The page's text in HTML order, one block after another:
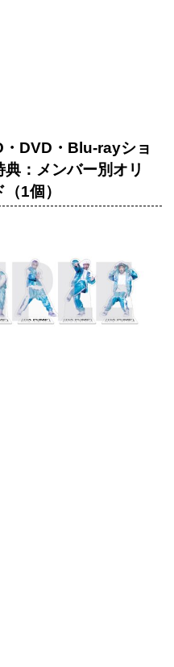
DVD・Blu-rayショ
：メンバー別オリ
1個）